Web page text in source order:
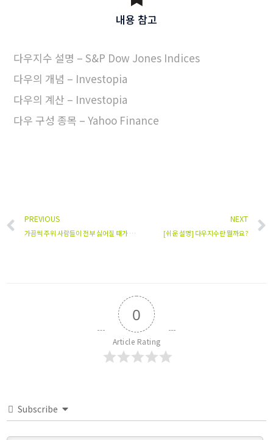
내용 참고
다우지수 설명 – S&P Dow Jones Indices
다우의 개념 – Investopia
다우의 계산 – Investopia
다우 구성 종목 – Yahoo Finance
PREVIOUS
가끔씩 주위 사람들이 전부 싫어질 때가 있다
NEXT
[쉬운 설명] 다우지수란 뭘까요?
0
Article Rating
Subscribe